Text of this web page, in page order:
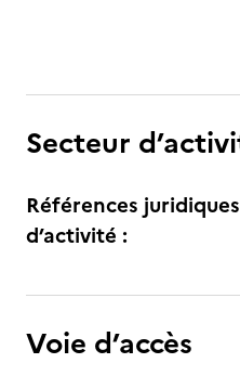
Secteur
Références
d’activité :
Voie d’accès